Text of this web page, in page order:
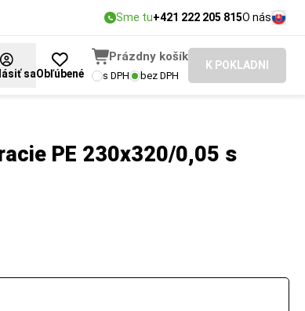
Sme tu+421 222 205 815O nás
saObľúbené
Prázdny košík
s DPH bez DPH
K POKLADNI
PE 230x320/0,05 s